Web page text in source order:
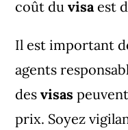
coût du visa est
Il est important
agents
des visas
prix. Soyez